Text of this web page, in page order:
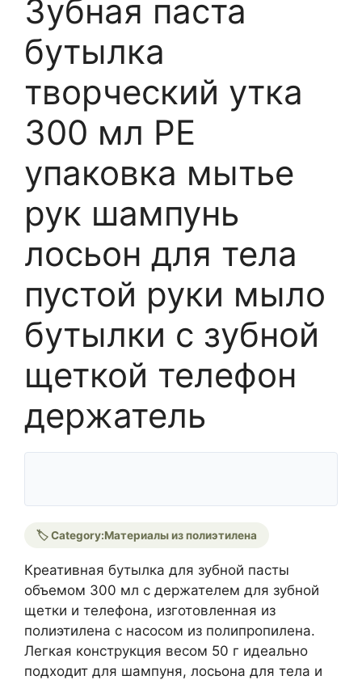
Зубная паста
бутылка
творческий утка
300 мл PE
упаковка мытье
рук шампунь
лосьон для тела
пустой руки мыло
бутылки с зубной
щеткой телефон
держатель
🏷️ Category:Материалы из полиэтилена
Креативная бутылка для зубной пасты
объемом 300 мл с держателем для зубной
щетки и телефона, изготовленная из
полиэтилена с насосом из полипропилена.
Легкая конструкция весом 50 г идеально
подходит для шампуня, лосьона для тела и